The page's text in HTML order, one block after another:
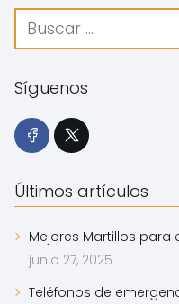
Síguenos
Últimos artículos
Mejores Martillos para
junio 27, 2025
Teléfonos de